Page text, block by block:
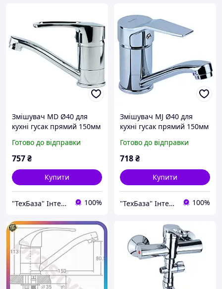
Змішувач MD Ø40 для
кухні гусак прямий 150мм
(MD-2B144C)
Готово до відправки
757₴
Купити
"ТехБаза" Інтернет магазин 100%
Змішувач MJ Ø40 для
кухні гусак прямий 150мм
1B135C)
Готово до відправки
718₴
Купити
"ТехБаза" Інтернет магазин 100%